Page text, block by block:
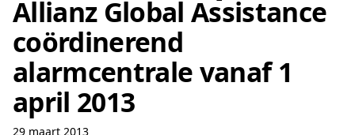
Allianz Global Assistance
coördinerend
alarmcentrale vanaf 1
april 2013
29 maart 2013